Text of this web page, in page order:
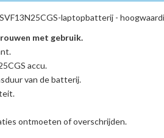
laptopbatterij -
met gebruik.
accu.
van de batterij.
ontmoeten of overschrijden.